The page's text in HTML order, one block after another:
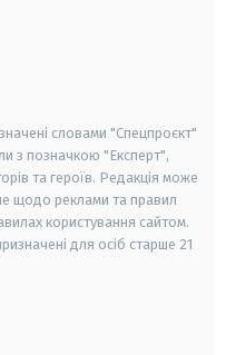
словами "Спецпроєкт"
з позначкою "Експерт",
та героїв. Редакція може
щодо реклами та правил
користування сайтом.
для осіб старше 21